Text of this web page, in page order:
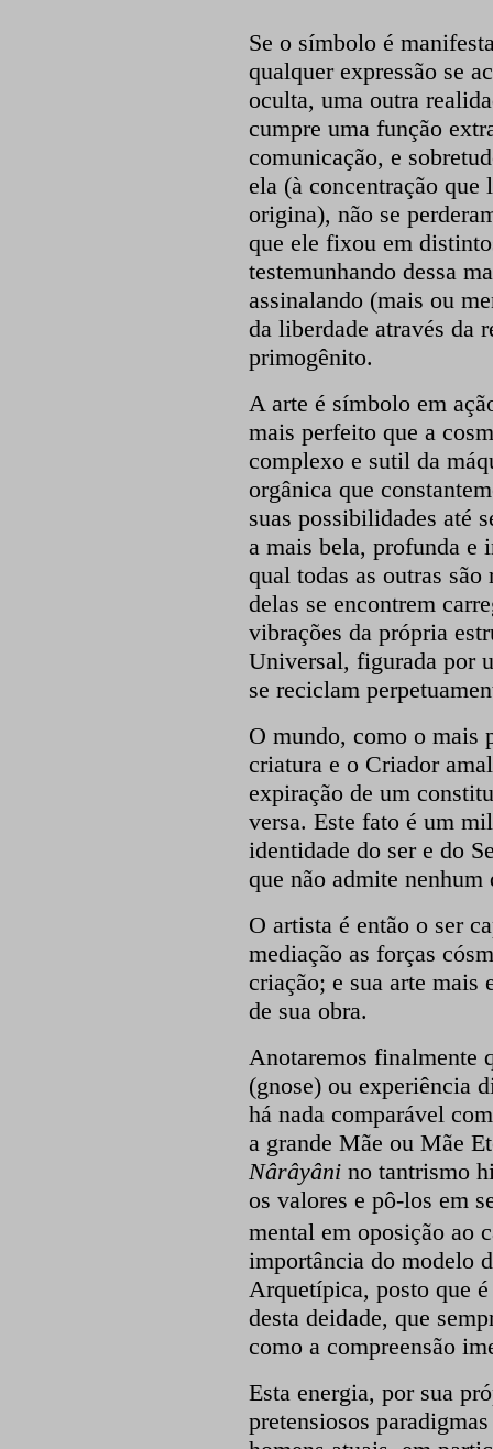
Se o símbolo é
qualquer expressão se
oculta, uma outra
cumpre uma função
comunicação, e
ela (à concentração que
origina), não se
que ele fixou em
testemunhando dessa
assinalando (mais ou
da liberdade através da
primogênito.
A arte é símbolo em
mais perfeito que a
complexo e sutil da
orgânica que
suas possibilidades até
a mais bela, profunda e
qual todas as outras
delas se encontrem
vibrações da própria
Universal, figurada por
se reciclam
O mundo, como o mais
criatura e o Criador
expiração de um
versa. Este fato é um
identidade do ser e do
que não admite
O artista é então o ser
mediação as forças
criação; e sua arte mais
de sua obra.
Anotaremos finalmente
(gnose) ou experiência
há nada comparável
a grande Mãe ou Mãe
Nârâyâni no tantrismo
os valores e pô-los em
mental em oposição ao
importância do modelo
Arquetípica, posto que
desta deidade, que
como a compreensão
Esta energia, por sua
pretensiosos